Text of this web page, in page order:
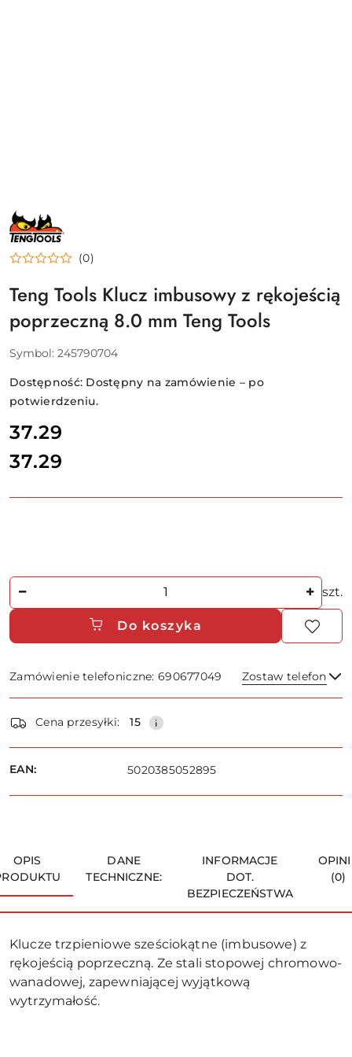
NAZWA
PRODUCENTA:
TENG
(0)
Teng Tools Klucz imbusowy z rękojeścią
poprzeczną 8.0 mm Teng Tools
Symbol: 245790704
Dostępność: Dostępny na zamówienie – po
potwierdzeniu.
cena:
37.29
Cena:
37.29
Ilość szt.
Do koszyka
Zamówienie telefoniczne: 690677049 Zostaw telefon
Wyślij
i
dostawa
Cena przesyłki: 15
EAN: 5020385052895
OPIS
DANE
TECHNICZNE:
INFORMACJE
DOT.
BEZPIECZEŃSTWA
(0)
Klucze trzpieniowe sześciokątne (imbusowe) z
rękojeścią poprzeczną. Ze stali stopowej chromowo-
wanadowej, zapewniającej wyjątkową
wytrzymałość.